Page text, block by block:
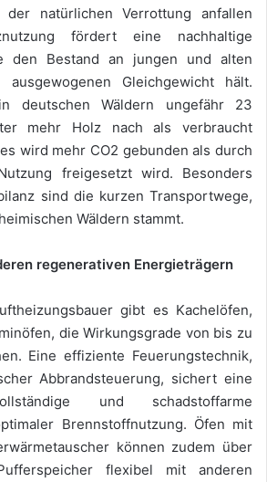
natürlichen Verrottung anfallen
fördert eine nachhaltige
den Bestand an jungen und alten
Gleichgewicht hält.
deutschen Wäldern ungefähr 23
mehr Holz nach als verbraucht
wird mehr CO2 gebunden als durch
freigesetzt wird. Besonders
sind die kurzen Transportwege,
Wäldern stammt.
regenerativen Energieträgern
gibt es Kachelöfen,
die Wirkungsgrade von bis zu
Eine effiziente Feuerungstechnik,
Abbrandsteuerung, sichert eine
und schadstoffarme
Brennstoffnutzung. Öfen mit
können zudem über
flexibel mit anderen